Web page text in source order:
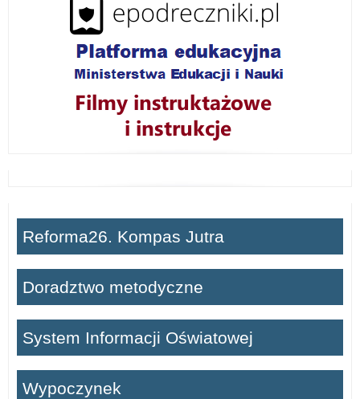
Reforma26. Kompas Jutra
Doradztwo metodyczne
System Informacji Oświatowej
Wypoczynek